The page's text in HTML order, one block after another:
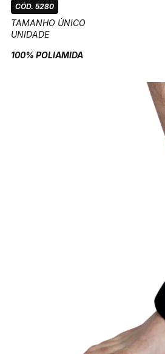
CÓD. 5280
TAMANHO ÚNICO
UNIDADE
100% POLIAMIDA